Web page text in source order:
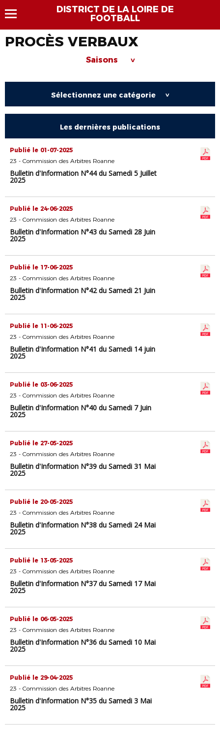
DISTRICT DE LA LOIRE DE
FOOTBALL
PROCÈS VERBAUX
Saisons >
Sélectionnez une catégorie >
Les dernières publications
Publié le 01-07-2025
23 - Commission des Arbitres Roanne
Bulletin d'Information N°44 du Samedi 5 Juillet
2025
Publié le 24-06-2025
23 - Commission des Arbitres Roanne
Bulletin d'Information N°43 du Samedi 28 Juin
2025
Publié le 17-06-2025
23 - Commission des Arbitres Roanne
Bulletin d'Information N°42 du Samedi 21 Juin
2025
Publié le 11-06-2025
23 - Commission des Arbitres Roanne
Bulletin d'Information N°41 du Samedi 14 juin
2025
Publié le 03-06-2025
23 - Commission des Arbitres Roanne
Bulletin d'Information N°40 du Samedi 7 Juin
2025
Publié le 27-05-2025
23 - Commission des Arbitres Roanne
Bulletin d'Information N°39 du Samedi 31 Mai
2025
Publié le 20-05-2025
23 - Commission des Arbitres Roanne
Bulletin d'Information N°38 du Samedi 24 Mai
2025
Publié le 13-05-2025
23 - Commission des Arbitres Roanne
Bulletin d'Information N°37 du Samedi 17 Mai
2025
Publié le 06-05-2025
23 - Commission des Arbitres Roanne
Bulletin d'Information N°36 du Samedi 10 Mai
2025
Publié le 29-04-2025
23 - Commission des Arbitres Roanne
Bulletin d'Information N°35 du Samedi 3 Mai
2025